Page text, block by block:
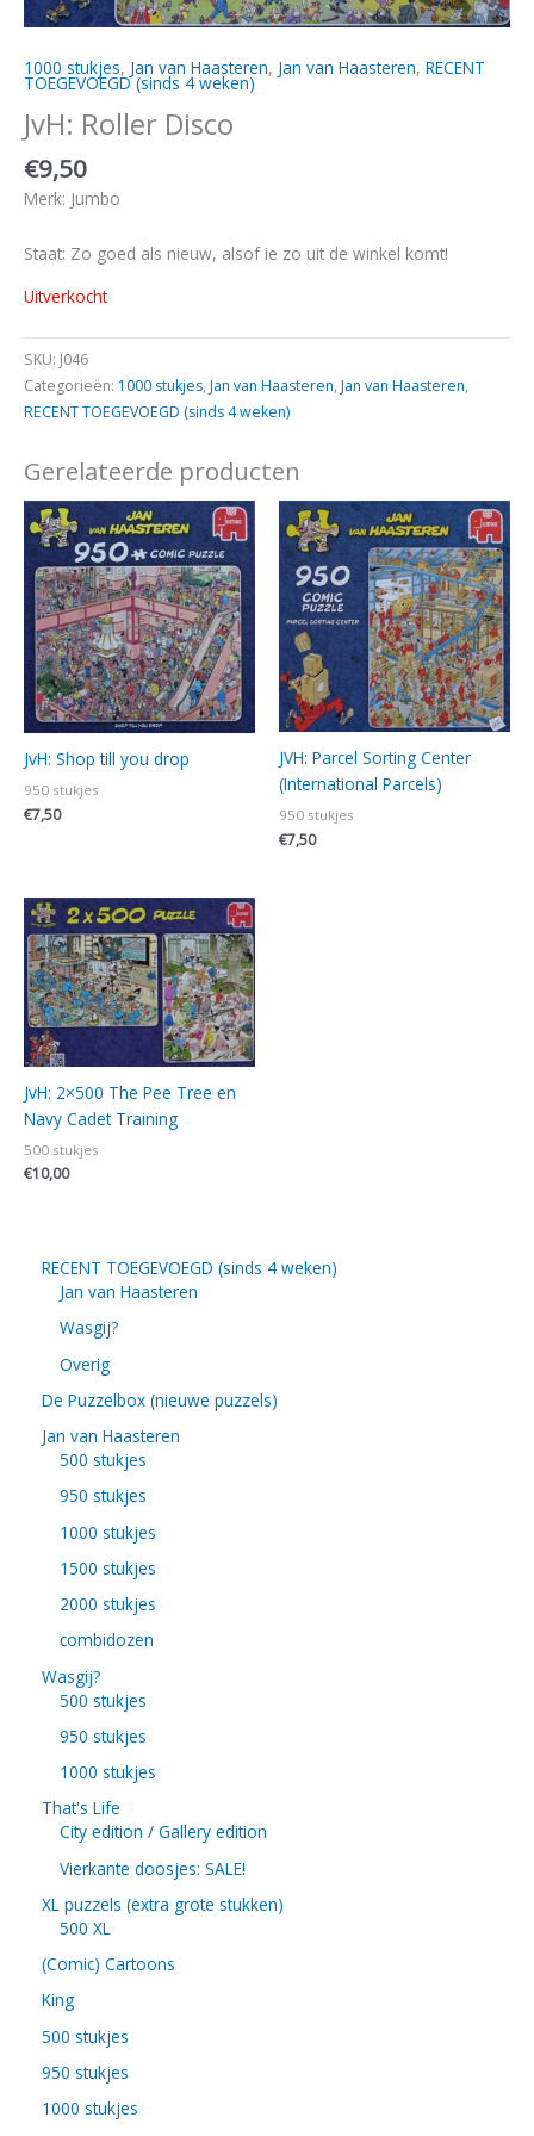
1000 stukjes, Jan van Haasteren, Jan van Haasteren, RECENT
TOEGEVOEGD (sinds 4 weken)
JvH: Roller Disco
€9,50
Merk: Jumbo
Staat: Zo goed als nieuw, alsof ie zo uit de winkel komt!
Uitverkocht
SKU: J046
Categorieën: 1000 stukjes, Jan van Haasteren, Jan van Haasteren,
RECENT TOEGEVOEGD (sinds 4 weken)
Gerelateerde producten
JvH: Shop till you drop
950 stukjes
€7,50
JVH: Parcel Sorting Center
(International Parcels)
950 stukjes
€7,50
JvH: 2×500 The Pee Tree en
Navy Cadet Training
500 stukjes
€10,00
RECENT TOEGEVOEGD (sinds 4 weken)
Jan van Haasteren
Wasgij?
Overig
De Puzzelbox (nieuwe puzzels)
Jan van Haasteren
500 stukjes
950 stukjes
1000 stukjes
1500 stukjes
2000 stukjes
combidozen
Wasgij?
500 stukjes
950 stukjes
1000 stukjes
That's Life
City edition / Gallery edition
Vierkante doosjes: SALE!
XL puzzels (extra grote stukken)
500 XL
(Comic) Cartoons
King
500 stukjes
950 stukjes
1000 stukjes